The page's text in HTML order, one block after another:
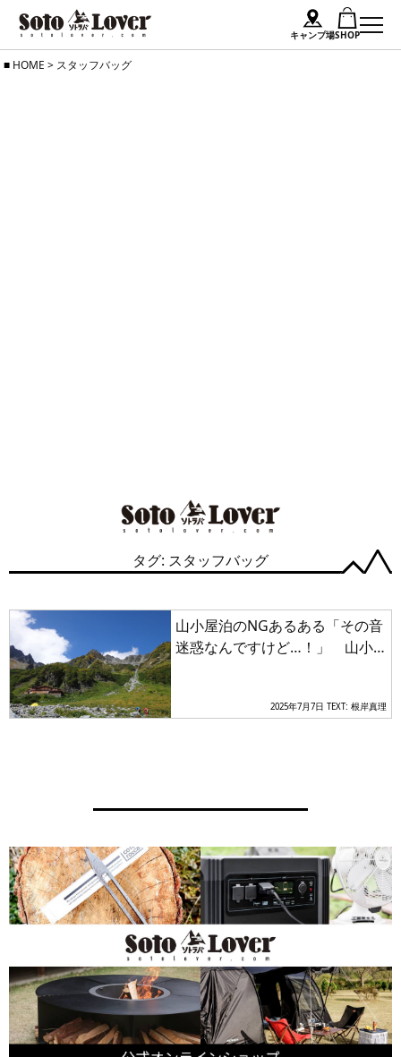
キャンプ場SHOP
SkipHOME > スタッフバッグ
タグ: スタッフバッグ
山小屋泊のNGあるある「その音
迷惑なんですけど…！」 山小
2025年7月7日 TEXT: 根岸真理